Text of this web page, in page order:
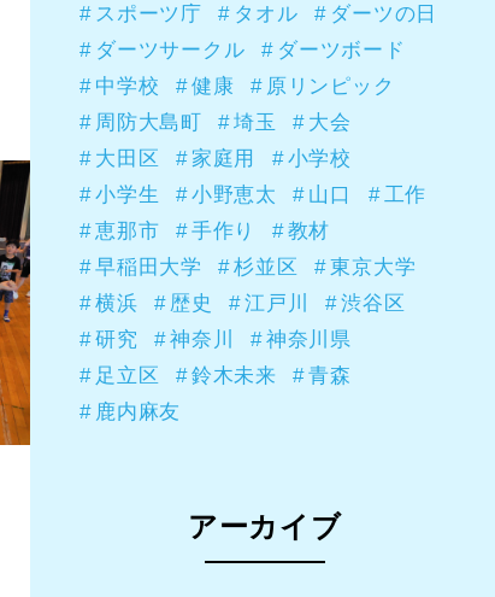
スポーツ庁
タオル
ダーツの日
ダーツサークル
ダーツボード
中学校
健康
原リンピック
周防大島町
埼玉
大会
大田区
家庭用
小学校
小学生
小野恵太 山口
工作
恵那市
手作り
教材
早稲田大学
杉並区
東京大学
横浜
歴史 江戸川
渋谷区
研究
神奈川
神奈川県
足立区
鈴木未来
青森
鹿内麻友
アーカイブ